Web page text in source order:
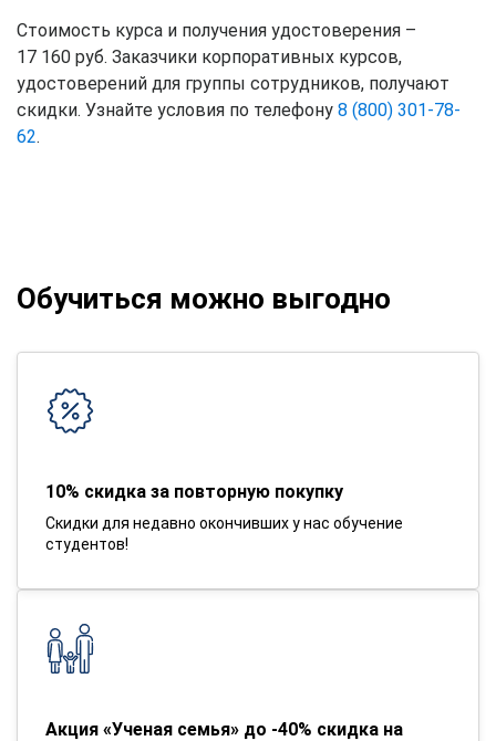
Стоимость курса и получения удостоверения –
17 160 руб. Заказчики корпоративных курсов,
удостоверений для группы сотрудников, получают
скидки. Узнайте условия по телефону 8 (800) 301-78-
62.
Обучиться можно выгодно
10% скидка за повторную покупку
Скидки для недавно окончивших у нас обучение
студентов!
Акция «Ученая семья» до -40% скидка на